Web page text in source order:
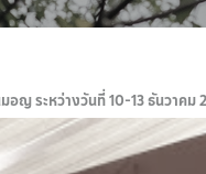
อญ ระหว่างวันที่ 10-13 ธันวา